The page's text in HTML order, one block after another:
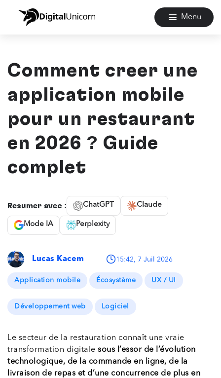
Menu
Comment créer une
application mobile
pour un restaurant
en 2026 ? Guide
complet
Résumer avec : ChatGPT Claude
Mode IA Perplexity
Lucas Kacem 15:42, 7 Juil 2026
Application mobile Écosystème UX / UI
Développement web Logiciel
Le secteur de la restauration connaît une vraie
transformation digitale sous l’essor de l’évolution
technologique, de la commande en ligne, de la
livraison de repas et d’une concurrence de plus en